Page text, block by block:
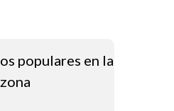
populares en la
zona